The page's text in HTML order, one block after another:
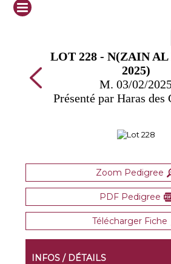
LOT 228 - N(ZAIN
2025)
M. 03/02/
Présenté par Haras des
Zoom Pedigree
PDF Pedigree
Télécharger Fiche
INFOS / DÉTAILS